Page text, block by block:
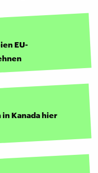
EU-
in Kanada hier